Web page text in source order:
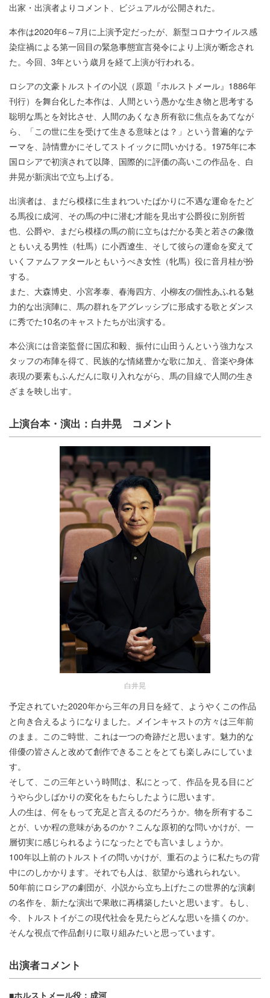
出家・出演者よりコメント、ビジュアルが公開された。
本作は2020年6～7月に上演予定だったが、新型コロナウイルス感
染症禍による第一回目の緊急事態宣言発令により上演が断念され
た。今回、3年という歳月を経て上演が行われる。
ロシアの文豪トルストイの小説（原題『ホルストメール』1886年
刊行）を舞台化した本作は、人間という愚かな生き物と思考する
聡明な馬とを対比させ、人間のあくなき所有欲に焦点をあてなが
ら、「この世に生を受けて生きる意味とは？」という普遍的なテ
ーマを、詩情豊かにそしてストイックに問いかける。1975年に本
国ロシアで初演されて以降、国際的に評価の高いこの作品を、白
井晃が新演出で立ち上げる。
出演者は、まだら模様に生まれついたばかりに不遇な運命をたど
る馬役に成河、その馬の中に潜む才能を見出す公爵役に別所哲
也、公爵や、まだら模様の馬の前に立ちはだかる美と若さの象徴
ともいえる男性（牡馬）に小西遼生、そして彼らの運命を変えて
いくファムファタールともいうべき女性（牝馬）役に音月桂が扮
する。
また、大森博史、小宮孝泰、春海四方、小柳友の個性あふれる魅
力的な出演陣に、馬の群れをアグレッシブに形成する歌とダンス
に秀でた10名のキャストたちが出演する。
本公演には音楽監督に国広和毅、振付に山田うんという強力なス
タッフの布陣を得て、民族的な情緒豊かな歌に加え、音楽や身体
表現の要素もふんだんに取り入れながら、馬の目線で人間の生き
ざまを映し出す。
上演台本・演出：白井晃 コメント
白井晃
予定されていた2020年から三年の月日を経て、ようやくこの作品
と向き合えるようになりました。メインキャストの方々は三年前
のまま。このご時世、これは一つの奇跡だと思います。魅力的な
俳優の皆さんと改めて創作できることをとても楽しみにしていま
す。
そして、この三年という時間は、私にとって、作品を見る目にど
うやら少しばかりの変化をもたらしたように思います。
人の生は、何をもって充足と言えるのだろうか。物を所有するこ
とが、いか程の意味があるのか？こんな原初的な問いかけが、一
層切実に感じられるようになったとでも言いましょうか。
100年以上前のトルストイの問いかけが、重石のように私たちの背
中にのしかかります。それでも人は、欲望から逃れられない。
50年前にロシアの劇団が、小説から立ち上げたこの世界的な演劇
の名作を、新たな演出で果敢に再構築したいと思います。もし、
今、トルストイがこの現代社会を見たらどんな思いを描くのか。
そんな視点で作品創りに取り組みたいと思っています。
出演者コメント
■ホルストメール役：成河